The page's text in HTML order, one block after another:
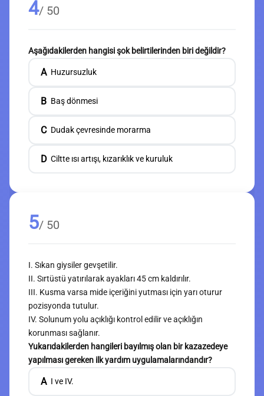
4/ 50
Aşağıdakilerden hangisi şok belirtilerinden biri değildir?
A Huzursuzluk
B Baş dönmesi
C Dudak çevresinde morarma
D Ciltte ısı artışı, kızarıklık ve kuruluk
5/ 50
I. Sıkan giysiler gevşetilir.
II. Sırtüstü yatırılarak ayakları 45 cm kaldırılır.
III. Kusma varsa mide içeriğini yutması için yarı oturur
pozisyonda tutulur.
IV. Solunum yolu açıklığı kontrol edilir ve açıklığın
korunması sağlanır.
Yukarıdakilerden hangileri bayılmış olan bir kazazedeye
yapılması gereken ilk yardım uygulamalarındandır?
A I ve IV.